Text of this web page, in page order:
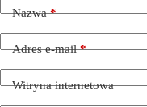
Nazwa*
Adres e-mail*
Witryna internetowa